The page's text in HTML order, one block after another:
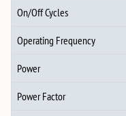
On/Off Cycles
Operating Frequency
Power
Power Factor